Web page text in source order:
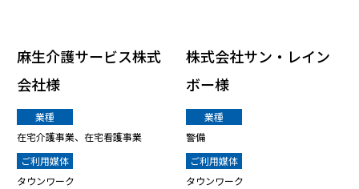
麻生介護サービス株式
会社様
業種
在宅介護事業、在宅看護事業
ご利用媒体
タウンワーク
株式会社サン・レイン
ボー様
業種
警備
ご利用媒体
タウンワーク